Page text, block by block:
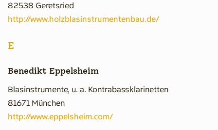
82538 Geretsried
http://www.holzblasinstrumentenbau.de/
E
Benedikt Eppelsheim
Blasinstrumente, u. a. Kontrabassklarinetten
81671 München
http://www.eppelsheim.com/